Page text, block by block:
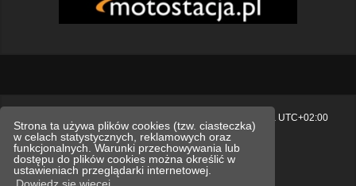
Strona ta używa plików cookies (tzw. ciasteczka)
w celach statystycznych, reklamowych oraz
funkcjonalnych. Warunki przechowywania lub
dostępu do plików cookies można określić w
ustawieniach przeglądarki internetowej.
Dowiedz się więcej
UTC+02:00
Polityka prywatności.
Technologię dostarczaphpBB® Forum Software © phpBB Limited
Polski pakiet językowy dostarczaphpBB.pl